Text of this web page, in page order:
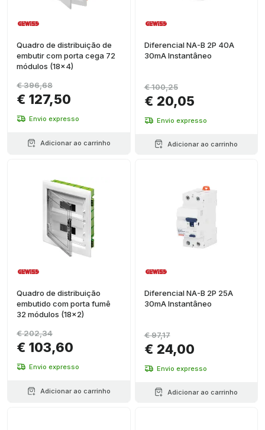
Quadro de distribuição de
embutir com porta cega 72
módulos (18x4)
€ 127,50
€ 396,68
Envio expresso
Adicionar ao carrinho
Diferencial NA-B 2P 40A
30mA Instantâneo
€ 20,05
€ 100,25
Envio expresso
Adicionar ao carrinho
Quadro de distribuição
embutido com porta fumê
32 módulos (18x2)
€ 103,60
€ 202,34
Envio expresso
Adicionar ao carrinho
Diferencial NA-B 2P 25A
30mA Instantâneo
€ 24,00
€ 97,17
Envio expresso
Adicionar ao carrinho